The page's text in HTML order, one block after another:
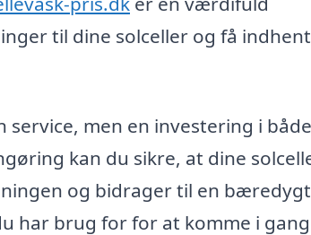
til dine solceller og få
service, men en investering i både
kan du sikre, at dine
og bidrager til en
har brug for for at komme i gang